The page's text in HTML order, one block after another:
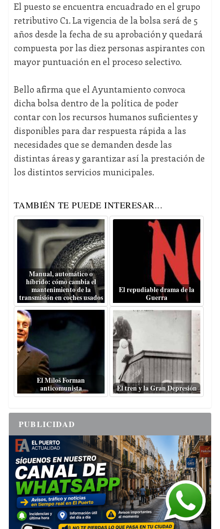
El puesto se encuentra encuadrado en el grupo
retributivo C1. La vigencia de la bolsa será de 5
años desde la fecha de su aprobación y quedará
compuesta por las diez personas aspirantes con
mayor puntuación en el proceso selectivo.
Bello afirma que el Ayuntamiento convoca
dicha bolsa dentro de la política de poder
contar con los recursos humanos suficientes y
disponibles para dar respuesta rápida a las
necesidades que se demanden desde las
distintas áreas y garantizar así la prestación de
los distintos servicios municipales.
TAMBIÉN TE PUEDE INTERESAR...
Manual, automático o
híbrido: cómo cambia el
mantenimiento de la
transmisión en coches usados
El repudiable drama de la
Guerra
El Miloš Forman
anticomunista
El tren y la Gran Depresión
PUBLICIDAD